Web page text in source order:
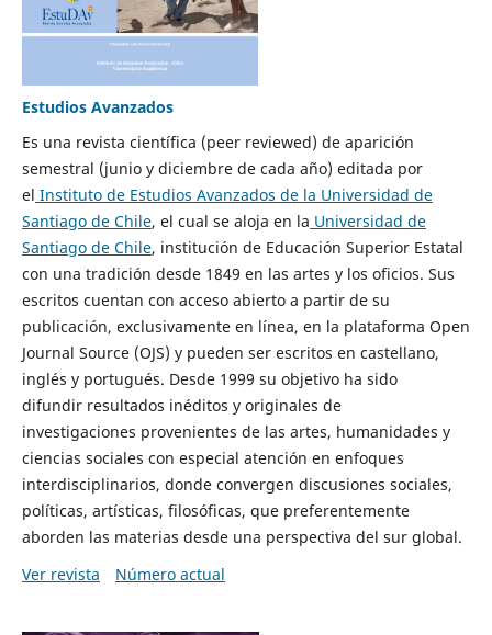
Estudios Avanzados
Es una revista científica (peer reviewed) de aparición
semestral (junio y diciembre de cada año) editada por
el Instituto de Estudios Avanzados de la Universidad de
Santiago de Chile, el cual se aloja en la Universidad de
Santiago de Chile, institución de Educación Superior Estatal
con una tradición desde 1849 en las artes y los oficios. Sus
escritos cuentan con acceso abierto a partir de su
publicación, exclusivamente en línea, en la plataforma Open
Journal Source (OJS) y pueden ser escritos en castellano,
inglés y portugués. Desde 1999 su objetivo ha sido
difundir resultados inéditos y originales de
investigaciones provenientes de las artes, humanidades y
ciencias sociales con especial atención en enfoques
interdisciplinarios, donde convergen discusiones sociales,
políticas, artísticas, filosóficas, que preferentemente
aborden las materias desde una perspectiva del sur global.
Ver revista
Número actual